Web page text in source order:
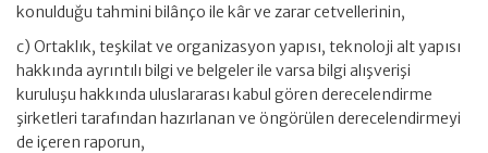
konulduğu tahmini bilânço ile kâr ve zarar cetvellerinin,
c) Ortaklık, teşkilat ve organizasyon yapısı, teknoloji alt yapısı
hakkında ayrıntılı bilgi ve belgeler ile varsa bilgi alışverişi
kuruluşu hakkında uluslararası kabul gören derecelendirme
şirketleri tarafından hazırlanan ve öngörülen derecelendirmeyi
de içeren raporun,